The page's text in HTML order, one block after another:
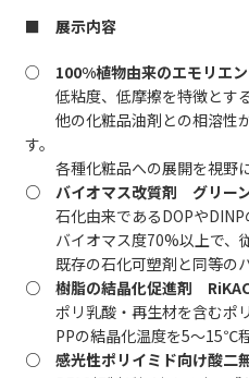
■ 展示内容
○ 100%植物由来のエモリエ
低粘度、低摩擦を特徴とする
他の化粧品油剤との相溶性が
す。
各種化粧品への展開を視野に
○ バイオマス改質剤 グリー
石化由来であるDOPやDINP
バイオマス度70%以上で、従
既存の石化可塑剤と同等のハ
○ 樹脂の結晶化促進剤
ポリ乳酸・再生材を含むポリ
PPの結晶化温度を5～15℃程
○ 感光性ポリイミド向け酸二